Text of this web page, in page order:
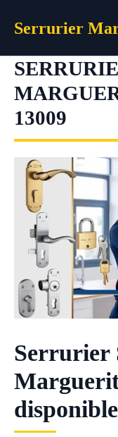
Serrurier
13009
Serrurier